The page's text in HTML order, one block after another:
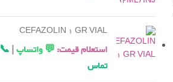
CEFAZOLIN 1 GR VIAL
استعلام قیمت:💬 واتساپ|
📞
تماس